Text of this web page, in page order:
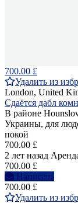
700.00 £
Удалить из
London, United
Сдаётся дабл
В районе
Украины, для
покой
700.00 £
2 лет назад
700.00 £
Написать
700.00 £
Удалить из